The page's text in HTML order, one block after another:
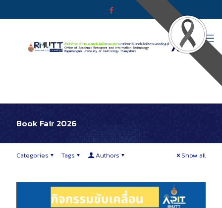
Book Fair 2026
Categories Tags Authors Show all